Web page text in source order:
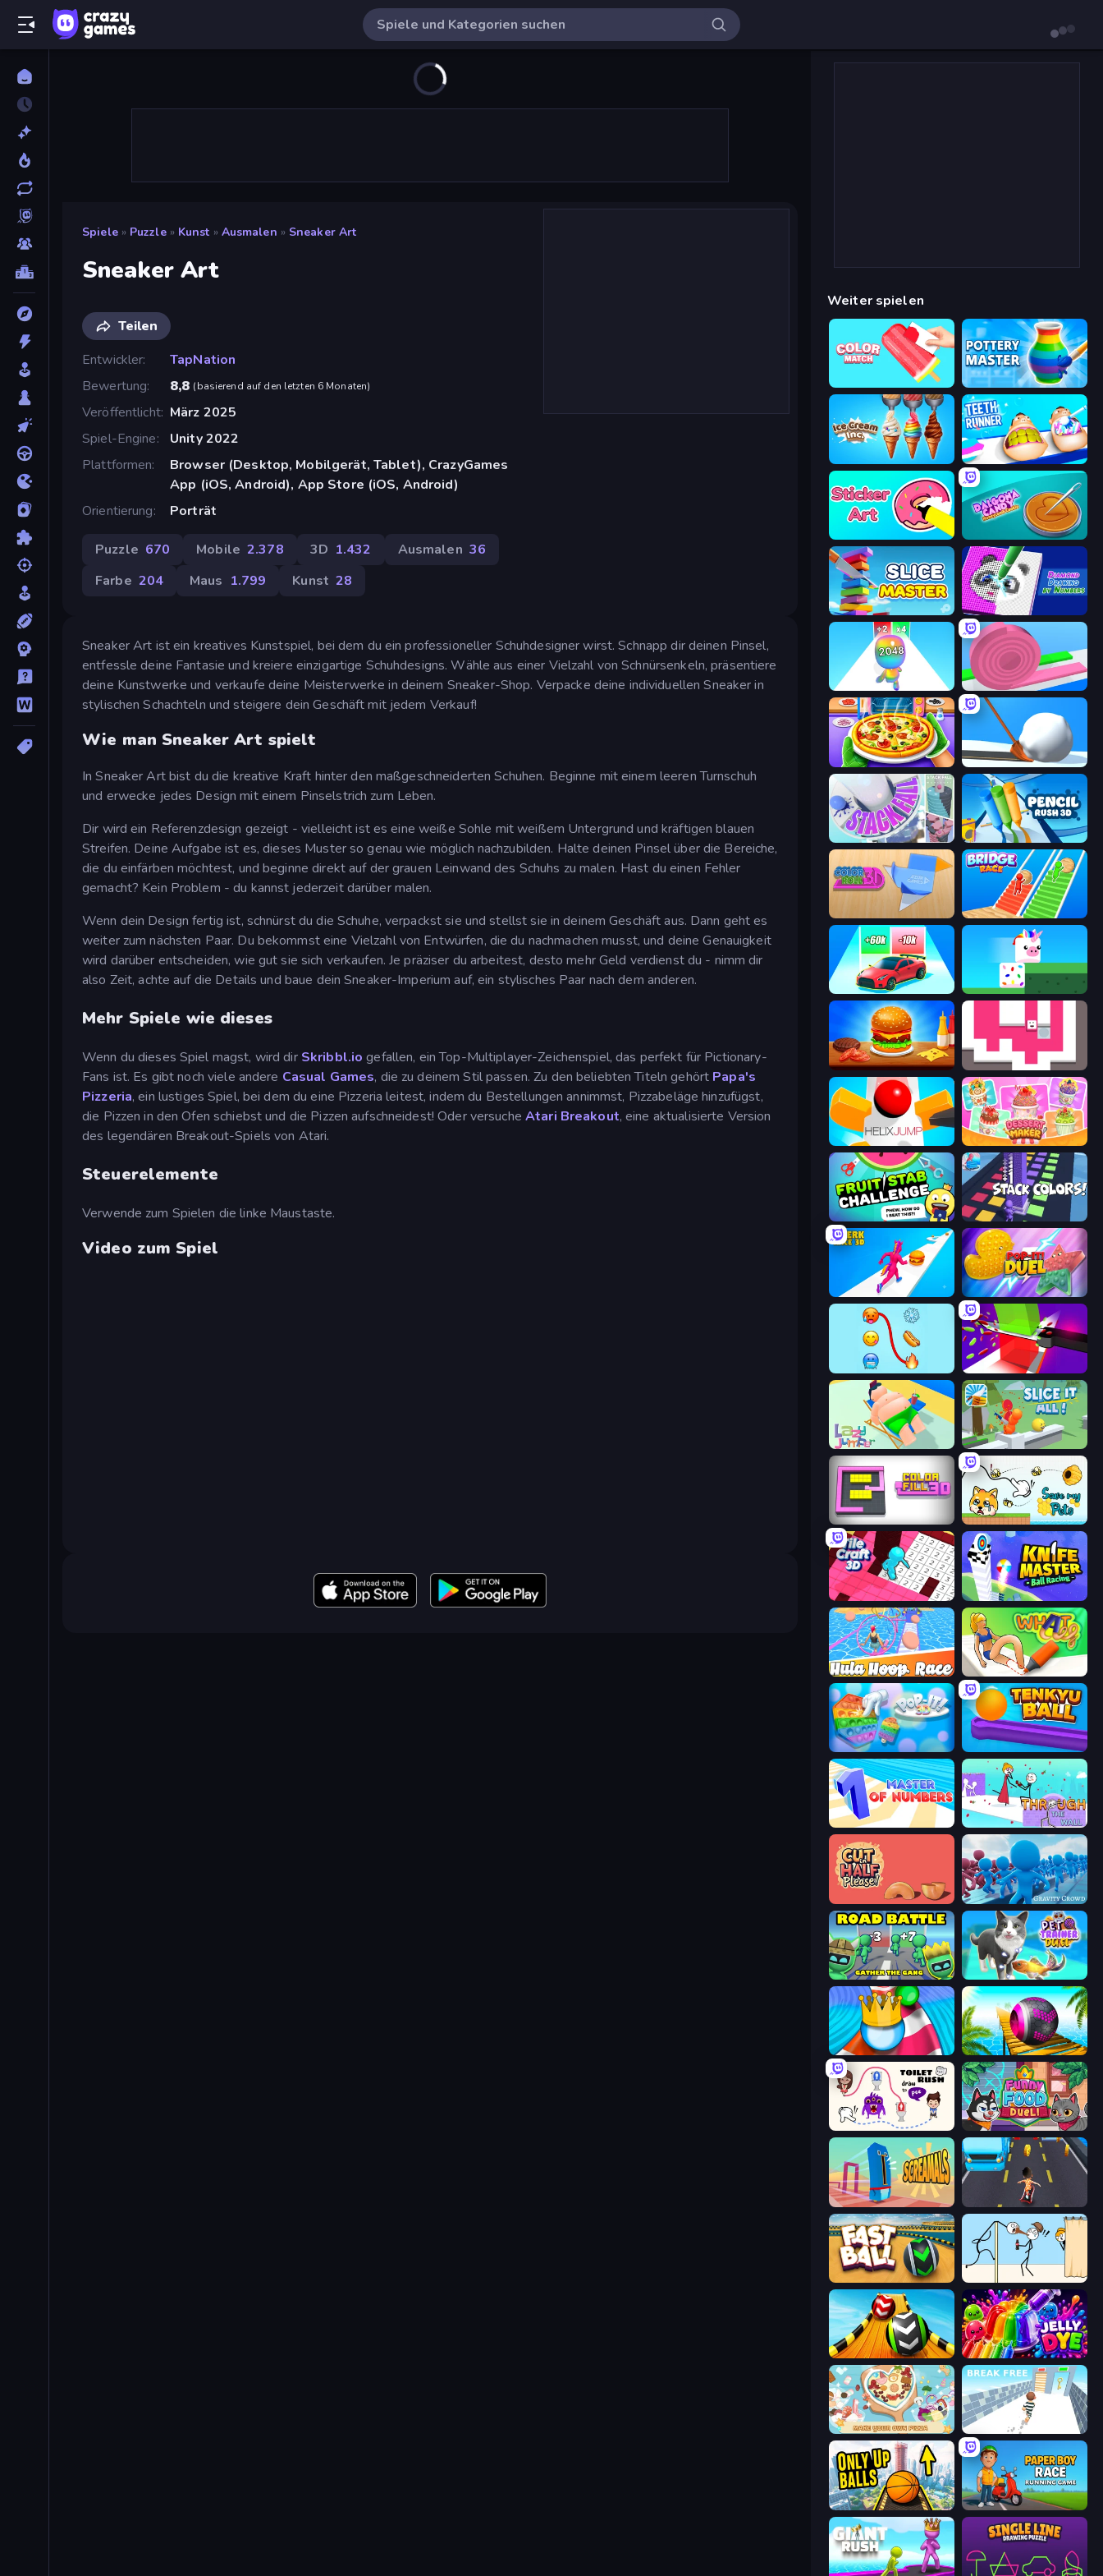
Spiele » Puzzle » Kunst » Ausmalen » Sneaker Art
Sneaker Art
Teilen
Entwickler
TapNation
Bewertung
8,8 (basierend auf den letzten 6 Monaten)
Veröffentlicht März 2025
Spiel-Engine
Unity 2022
Plattformen
Browser (Desktop, Mobilgerät, Tablet), CrazyGames
App (iOS, Android), App Store (iOS, Android)
Orientierung
Porträt
Puzzle 670 Mobile 2.378 3D 1.432 Ausmalen 36
Farbe 204 Maus 1.799 Kunst 28
Sneaker Art ist ein kreatives Kunstspiel, bei dem du ein professioneller Schuhdesigner wirst. Schnapp dir deinen Pinsel,
entfessle deine Fantasie und kreiere einzigartige Schuhdesigns. Wähle aus einer Vielzahl von Schnürsenkeln, präsentiere
deine Kunstwerke und verkaufe deine Meisterwerke in deinem Sneaker-Shop. Verpacke deine individuellen Sneaker in
stylischen Schachteln und steigere dein Geschäft mit jedem Verkauf!
Wie man Sneaker Art spielt
In Sneaker Art bist du die kreative Kraft hinter den maßgeschneiderten Schuhen. Beginne mit einem leeren Turnschuh
und erwecke jedes Design mit einem Pinselstrich zum Leben.
Dir wird ein Referenzdesign gezeigt - vielleicht ist es eine weiße Sohle mit weißem Untergrund und kräftigen blauen
Streifen. Deine Aufgabe ist es, dieses Muster so genau wie möglich nachzubilden. Halte deinen Pinsel über die Bereiche,
die du einfärben möchtest, und beginne direkt auf der grauen Leinwand des Schuhs zu malen. Hast du einen Fehler
gemacht? Kein Problem - du kannst jederzeit darüber malen.
Wenn dein Design fertig ist, schnürst du die Schuhe, verpackst sie und stellst sie in deinem Geschäft aus. Dann geht es
weiter zum nächsten Paar. Du bekommst eine Vielzahl von Entwürfen, die du nachmachen musst, und deine Genauigkeit
wird darüber entscheiden, wie gut sie sich verkaufen. Je präziser du arbeitest, desto mehr Geld verdienst du - nimm dir
also Zeit, achte auf die Details und baue dein Sneaker-Imperium auf, ein stylisches Paar nach dem anderen.
Mehr Spiele wie dieses
Wenn du dieses Spiel magst, wird dir Skribbl.io gefallen, ein Top-Multiplayer-Zeichenspiel, das perfekt für Pictionary-
Fans ist. Es gibt noch viele andere Casual Games, die zu deinem Stil passen. Zu den beliebten Titeln gehört Papa's
Pizzeria, ein lustiges Spiel, bei dem du eine Pizzeria leitest, indem du Bestellungen annimmst, Pizzabeläge hinzufügst,
die Pizzen in den Ofen schiebst und die Pizzen aufschneidest! Oder versuche Atari Breakout, eine aktualisierte Version
des legendären Breakout-Spiels von Atari.
Steuerelemente
Verwende zum Spielen die linke Maustaste.
Video zum Spiel
Weiter spielen
Pottery Master
Ice Cream Inc. Teeth Runner
Dalgona Candy Honeycomb Cookie
Slice Master
Man Runner 2048 Layers Roll
Pizza Maker Shovel 3D
Stack Fall Pencil Rush
Bridge Race
Stacky Bird
Burger Cafe Just Slide (Remastered)
Helix Jump Dessert Maker
Fruit Stab Challenge Stack Colors
Twerk Race 3D Pop It! Duel
Emoji Puzzle! Jelly Restaurant
Lazy Jumper Slice It All!
Color Fill 3D Save My Pets
Tile Craft 3D Knife Master: Ball Racing
Hula Hoop Race What a Leg
Pop It 3D Tenkyu Ball
Master of Numbers Through the Wall
Cut in Half, Please! Gravity Crowd
Road Battle: Gather the Gang Pet Trainer Duel
Aquapark Balls Party Rolling Balls Sea Race
Funny Food Duel
Screamals
Fast Ball Jump Gomu Goman
Sky Balls 3D Jelly Dye
ABC Pizza Maker Break Free
Only Up Balls Paper Boy Race: Running Game